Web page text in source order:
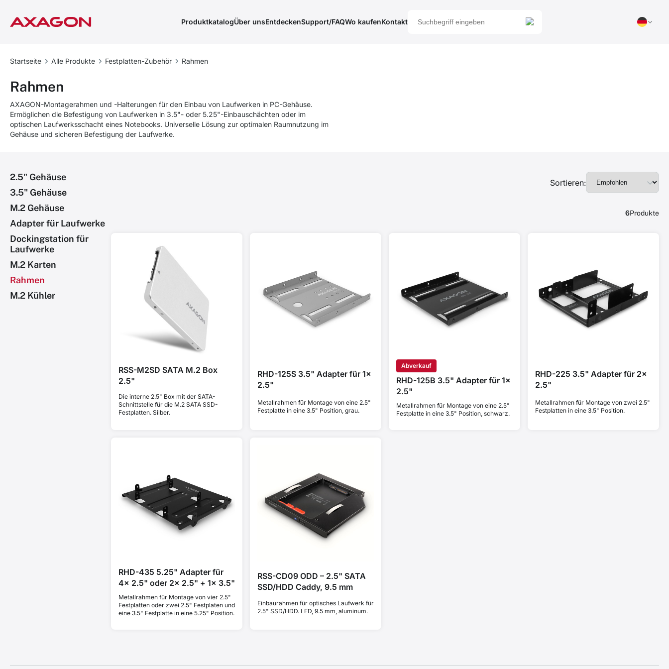
ProduktkatalogÜber unsEntdeckenSupport/FAQWo kaufenKontakt
Startseite Alle Produkte Festplatten-Zubehör Rahmen
Rahmen
AXAGON-Montagerahmen und -Halterungen für den Einbau von Laufwerken in PC-Gehäuse.
Ermöglichen die Befestigung von Laufwerken in 3.5"- oder 5.25"-Einbauschächten oder im
optischen Laufwerksschacht eines Notebooks. Universelle Lösung zur optimalen Raumnutzung im
Gehäuse und sicheren Befestigung der Laufwerke.
2.5" Gehäuse
3.5" Gehäuse
M.2 Gehäuse
Adapter für Laufwerke
Dockingstation für
Laufwerke
M.2 Karten
Rahmen
M.2 Kühler
Sortieren:
6Produkte
RSS-M2SD SATA M.2 Box
2.5"
Die interne 2.5" Box mit der SATA-
Schnittstelle für die M.2 SATA SSD-
Festplatten. Silber.
RHD-125S 3.5" Adapter für 1x
2.5"
Metallrahmen für Montage von eine 2.5"
Festplatte in eine 3.5" Position, grau.
Abverkauf
RHD-125B 3.5" Adapter für 1x
2.5"
Metallrahmen für Montage von eine 2.5"
Festplatte in eine 3.5" Position, schwarz.
RHD-225 3.5" Adapter für 2x
2.5"
Metallrahmen für Montage von zwei 2.5"
Festplatten in eine 3.5" Position.
RHD-435 5.25" Adapter für
4x 2.5" oder 2x 2.5" + 1x 3.5"
Metallrahmen für Montage von vier 2.5"
Festplatten oder zwei 2.5" Festplaten und
eine 3.5" Festplatte in eine 5.25" Position.
RSS-CD09 ODD – 2.5" SATA
SSD/HDD Caddy, 9.5 mm
Einbaurahmen für optisches Laufwerk für
2.5" SSD/HDD. LED, 9.5 mm, aluminum.